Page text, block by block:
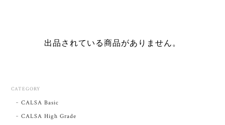
出品されている商品がありません。
CATEGORY
CALSA Basic
CALSA High Grade